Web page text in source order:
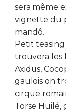
sera même
vignette du
mandô.
Petit
trouvera les
Axidus,
gaulois on
cirque
Torse Huilé,